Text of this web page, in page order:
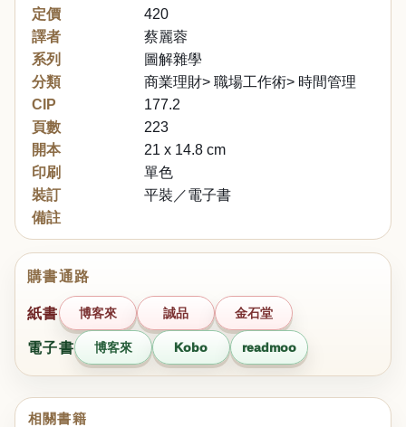
定價
420
譯者
蔡麗蓉
系列
圖解雜學
分類
商業理財> 職場工作術> 時間管理
CIP
177.2
頁數
223
開本
21 x 14.8 cm
印刷
單色
裝訂
平裝／電子書
備註
購書通路
紙書 博客來 誠品 金石堂
電子書 博客來 Kobo readmoo
相關書籍